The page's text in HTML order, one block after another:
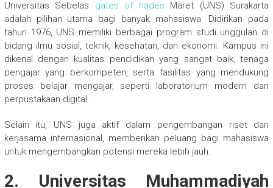
Universitas Sebelas gates of hades Maret (UNS) Surakarta
adalah pilihan utama bagi banyak mahasiswa. Didirikan pada
tahun 1976, UNS memiliki berbagai program studi unggulan di
bidang ilmu sosial, teknik, kesehatan, dan ekonomi. Kampus ini
dikenal dengan kualitas pendidikan yang sangat baik, tenaga
pengajar yang berkompeten, serta fasilitas yang mendukung
proses belajar mengajar, seperti laboratorium modern dan
perpustakaan digital.
Selain itu, UNS juga aktif dalam pengembangan riset dan
kerjasama internasional, memberikan peluang bagi mahasiswa
untuk mengembangkan potensi mereka lebih jauh.
2. Universitas Muhammadiyah